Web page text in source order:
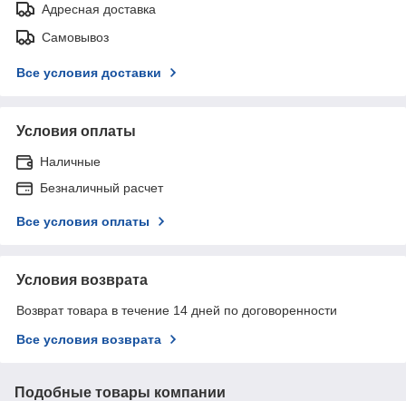
Адресная доставка
Самовывоз
Все условия доставки
Условия оплаты
Наличные
Безналичный расчет
Все условия оплаты
Условия возврата
Возврат товара в течение 14 дней по договоренности
Все условия возврата
Подобные товары компании